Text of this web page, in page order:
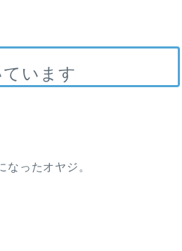
います
ったオヤジ。